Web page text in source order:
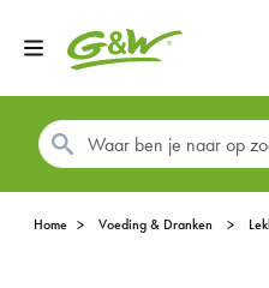
Home Voeding & Dranken